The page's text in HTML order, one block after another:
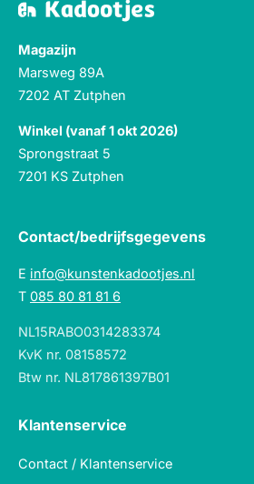
Magazijn
Marsweg 89A
7202 AT Zutphen
Winkel (vanaf 1 okt 2026)
Sprongstraat 5
7201 KS Zutphen
Contact/bedrijfsgegevens
E info@kunstenkadootjes.nl
T 085 80 81 81 6
NL15RABO0314283374
KvK nr. 08158572
Btw nr. NL817861397B01
Klantenservice
Contact / Klantenservice